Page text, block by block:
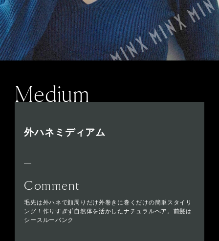
Medium
外ハネミディアム
Comment
毛先は外ハネで顔周りだけ外巻きに巻くだけの簡単スタイリ
ング！作りすぎず自然体を活かしたナチュラルヘア。前髪は
シースルーバンク